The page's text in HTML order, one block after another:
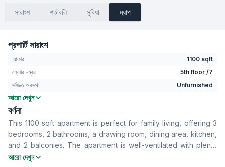
সারাংশ শর্তাবলি সুবিধা ম্যাপ
প্রপার্টি সারাংশ
আকার
1100 sqft
ফ্লোর নম্বর
5th floor /7
সজ্জিত অবস্থা
Unfurnished
বেডরুম
বাথরুম
বসার রুম
No
Drawing Room
Yes
খাবার রুম
Yes
আরো দেখুন
বর্ণনা
This 1100 sqft apartment is perfect for family living, offering 3
bedrooms, 2 bathrooms, a drawing room, dining area, kitchen,
and 2 balconies. The apartment is well-ventilated with plenty
of natural light. Located on the 5th floor, the monthly rent is
আরো দেখুন